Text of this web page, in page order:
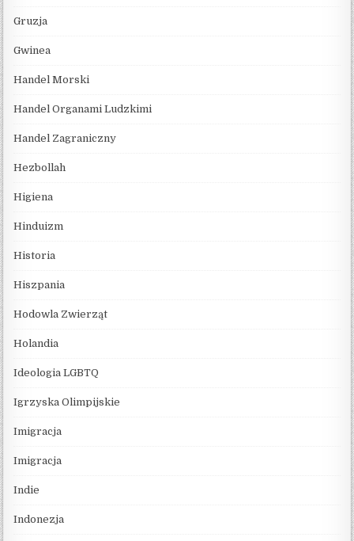
Gruzja
Gwinea
Handel Morski
Handel Organami Ludzkimi
Handel Zagraniczny
Hezbollah
Higiena
Hinduizm
Historia
Hiszpania
Hodowla Zwierząt
Holandia
Ideologia LGBTQ
Igrzyska Olimpijskie
Imigracja
Imigracja
Indie
Indonezja